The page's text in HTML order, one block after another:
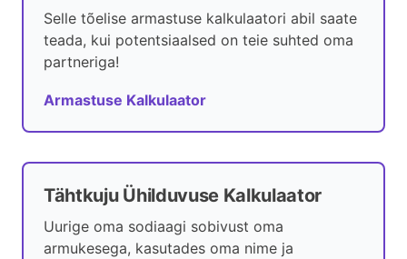
Selle tõelise armastuse kalkulaatori abil saate
teada, kui potentsiaalsed on teie suhted oma
partneriga!
Armastuse Kalkulaator
Tähtkuju Ühilduvuse Kalkulaator
Uurige oma sodiaagi sobivust oma
armukesega, kasutades oma nime ja